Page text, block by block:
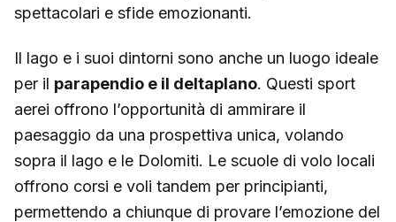
spettacolari e sfide emozionanti.
Il lago e i suoi dintorni sono anche un luogo ideale
per il parapendio e il deltaplano. Questi sport
aerei offrono l’opportunità di ammirare il
paesaggio da una prospettiva unica, volando
sopra il lago e le Dolomiti. Le scuole di volo locali
offrono corsi e voli tandem per principianti,
permettendo a chiunque di provare l’emozione del